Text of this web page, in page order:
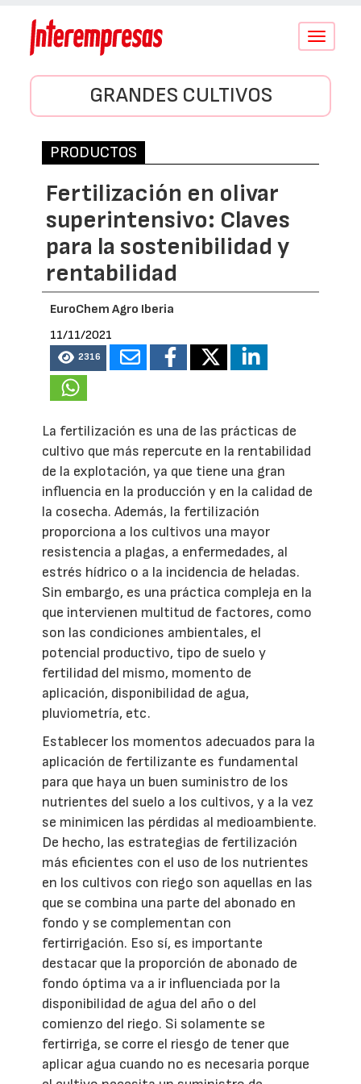
Conmutar
GRANDES CULTIVOS
PRODUCTOS
Fertilización en olivar
superintensivo: Claves
para la sostenibilidad y
rentabilidad
EuroChem Agro Iberia
11/11/2021
2316
La fertilización es una de las prácticas de
cultivo que más repercute en la rentabilidad
de la explotación, ya que tiene una gran
influencia en la producción y en la calidad de
la cosecha. Además, la fertilización
proporciona a los cultivos una mayor
resistencia a plagas, a enfermedades, al
estrés hídrico o a la incidencia de heladas.
Sin embargo, es una práctica compleja en la
que intervienen multitud de factores, como
son las condiciones ambientales, el
potencial productivo, tipo de suelo y
fertilidad del mismo, momento de
aplicación, disponibilidad de agua,
pluviometría, etc.
Establecer los momentos adecuados para la
aplicación de fertilizante es fundamental
para que haya un buen suministro de los
nutrientes del suelo a los cultivos, y a la vez
se minimicen las pérdidas al medioambiente.
De hecho, las estrategias de fertilización
más eficientes con el uso de los nutrientes
en los cultivos con riego son aquellas en las
que se combina una parte del abonado en
fondo y se complementan con
fertirrigación. Eso sí, es importante
destacar que la proporción de abonado de
fondo óptima va a ir influenciada por la
disponibilidad de agua del año o del
comienzo del riego. Si solamente se
fertirriga, se corre el riesgo de tener que
aplicar agua cuando no es necesaria porque